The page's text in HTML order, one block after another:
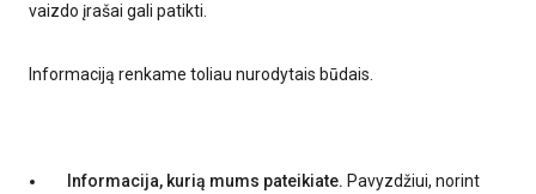
vaizdo įrašai gali patikti.
Informaciją renkame toliau nurodytais būdais.
Informacija, kurią mums pateikiate. Pavyzdžiui, norint